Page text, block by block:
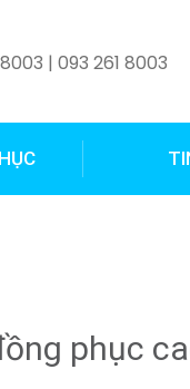
| 093 261 8003
phục